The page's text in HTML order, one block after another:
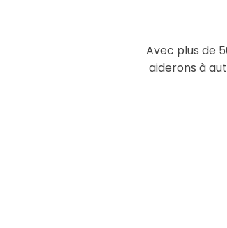
Avec plus de
aiderons à